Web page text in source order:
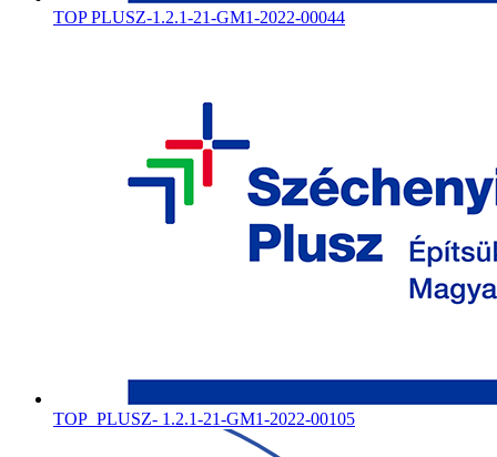
TOP PLUSZ-1.2.1-21-GM1-2022-00044
TOP_PLUSZ- 1.2.1-21-GM1-2022-00105